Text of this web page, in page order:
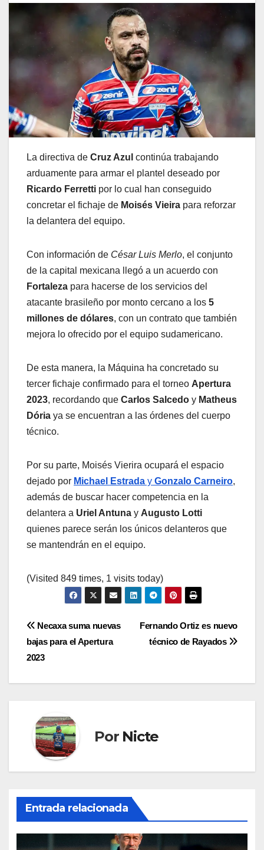
La directiva de Cruz Azul continúa trabajando
arduamente para armar el plantel deseado por
Ricardo Ferretti por lo cual han conseguido
concretar el fichaje de Moisés Vieira para reforzar
la delantera del equipo.
Con información de César Luis Merlo, el conjunto
de la capital mexicana llegó a un acuerdo con
Fortaleza para hacerse de los servicios del
atacante brasileño por monto cercano a los 5
millones de dólares, con un contrato que también
mejora lo ofrecido por el equipo sudamericano.
De esta manera, la Máquina ha concretado su
tercer fichaje confirmado para el torneo Apertura
2023, recordando que Carlos Salcedo y Matheus
Dória ya se encuentran a las órdenes del cuerpo
técnico.
Por su parte, Moisés Vierira ocupará el espacio
dejado por Michael Estrada y Gonzalo Carneiro,
además de buscar hacer competencia en la
delantera a Uriel Antuna y Augusto Lotti
quienes parece serán los únicos delanteros que
se mantendrán en el equipo.
(Visited 849 times, 1 visits today)
Navegación
de
entradas
Fernando Ortiz es nuevo
técnico de Rayados
Necaxa suma nuevas
bajas para el Apertura
2023
Por Nicte
Entrada relacionada